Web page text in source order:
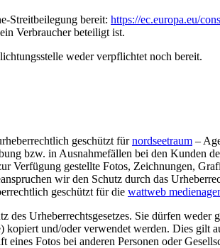
Streitbeilegung bereit: https://ec.europa.eu/
Verbraucher beteiligt ist.
weder verpflichtet noch bereit.
geschützt fürnordseetraum –
bzw. in Ausnahmefällen bei den Kunden
Verfügung gestellte Fotos, Zeichnungen,
wir den Schutz durch das
geschützt für die wattweb
des Urheberrechtsgesetzes. Sie dürfen
kopiert und/oder verwendet werden. Dies gilt
Fotos bei anderen Personen oder